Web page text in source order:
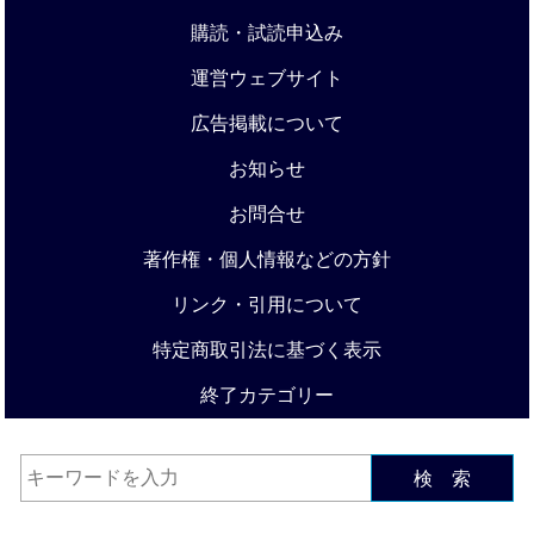
購読・試読申込み
運営ウェブサイト
広告掲載について
お知らせ
お問合せ
著作権・個人情報などの方針
リンク・引用について
特定商取引法に基づく表示
終了カテゴリー
検 索